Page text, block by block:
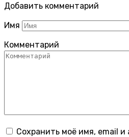
Добавить комментарий
Имя
Комментарий
Сохранить моё имя, email и